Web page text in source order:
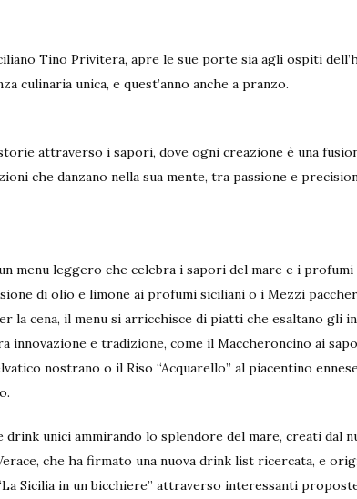
Tino Privitera, apre le sue porte sia agli ospiti
culinaria unica, e quest’anno anche a pranzo.
attraverso i sapori, dove ogni creazione è una
che danzano nella sua mente, tra passione e
menu leggero che celebra i sapori del mare e i profumi
di olio e limone ai profumi siciliani o i Mezzi
la cena, il menu si arricchisce di piatti che esaltano gli
e tradizione, come il Maccheroncino ai
nostrano o il Riso “Acquarello” al piacentino
unici ammirando lo splendore del mare, creati dal
che ha firmato una nuova drink list ricercata, e
Sicilia in un bicchiere” attraverso interessanti